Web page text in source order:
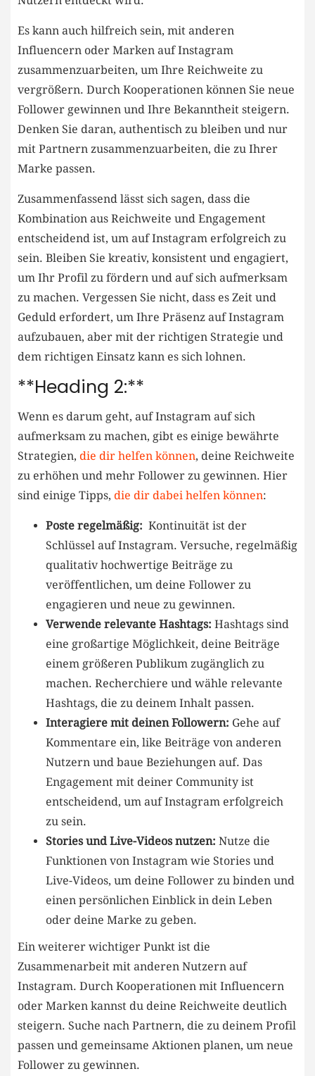
Es kann‍ auch⁤ hilfreich sein, mit anderen
Influencern oder Marken ‍auf Instagram
zusammenzuarbeiten, um Ihre Reichweite zu‌
vergrößern.⁢ Durch Kooperationen können ⁢Sie neue⁤
Follower gewinnen und Ihre Bekanntheit ‌steigern.
Denken Sie daran, ⁣authentisch zu bleiben‌ und nur
mit Partnern ⁤zusammenzuarbeiten, die⁤ zu Ihrer
Marke passen.
Zusammenfassend lässt sich⁣ sagen, dass die
Kombination aus Reichweite und⁣ Engagement
entscheidend ist, um auf Instagram erfolgreich zu
sein. Bleiben​ Sie kreativ, konsistent und engagiert,
um Ihr Profil ⁣zu fördern und auf sich aufmerksam
zu machen. Vergessen Sie nicht, dass es Zeit und
⁤Geduld ‍erfordert,‍ um​ Ihre ​Präsenz auf Instagram
aufzubauen, aber mit der ​richtigen Strategie und
dem ​richtigen⁣ Einsatz kann es sich lohnen.
**Heading ⁣2:**
Wenn es darum geht, auf Instagram auf sich
aufmerksam⁢ zu‌ machen, gibt es einige bewährte
Strategien, die⁣ dir helfen können, deine Reichweite
zu erhöhen und ⁣mehr Follower‌ zu gewinnen. Hier
sind einige Tipps, die‍ dir dabei helfen können:
Poste regelmäßig: ​ Kontinuität ist⁢ der
Schlüssel auf Instagram. Versuche, ⁣regelmäßig
qualitativ​ hochwertige Beiträge zu
veröffentlichen, um deine ⁤Follower​ zu
engagieren und neue zu ‌gewinnen.
Verwende relevante Hashtags: Hashtags sind
eine großartige Möglichkeit, ‌deine⁣ Beiträge
einem größeren Publikum zugänglich zu
machen. ​Recherchiere und⁢ wähle relevante
Hashtags, die zu⁣ deinem ⁤Inhalt passen.
Interagiere mit deinen Followern: Gehe ⁣auf
Kommentare ein, like Beiträge von anderen
Nutzern und⁢ baue Beziehungen auf. Das
Engagement mit deiner Community ist
entscheidend, um auf ⁢Instagram erfolgreich
zu sein.
Stories‍ und Live-Videos nutzen: Nutze die
Funktionen von Instagram wie Stories‍ und
Live-Videos, um deine‍ Follower⁣ zu binden und
einen ‌persönlichen Einblick in dein Leben
oder​ deine Marke zu geben.
Ein weiterer⁤ wichtiger ⁤Punkt ⁤ist die
Zusammenarbeit mit⁤ anderen Nutzern auf
Instagram. Durch ⁢Kooperationen mit​ Influencern
oder Marken kannst ⁣du deine Reichweite deutlich
steigern. Suche nach ⁣Partnern, die zu deinem Profil
passen und gemeinsame Aktionen ​planen, um neue
Follower zu gewinnen.